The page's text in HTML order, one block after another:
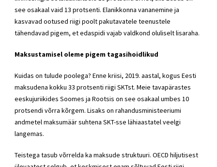
see osakaal vaid 13 protsenti. Elanikkonna vananemine ja
kasvavad ootused riigi poolt pakutavatele teenustele
tähendavad pigem, et edaspidi vajab valdkond oluliselt lisaraha.
Maksustamisel oleme pigem tagasihoidlikud
Kuidas on tulude poolega? Enne kriisi, 2019. aastal, kogus Eesti
maksudena kokku 33 protsenti riigi SKTst. Meie tavapärastes
eeskujuriikides Soomes ja Rootsis on see osakaal umbes 10
protsendi võrra kõrgem. Lisaks on rahandusministeeriumi
andmetel maksumäär suhtena SKT-sse lähiaastatel veelgi
langemas.
Teistega tasub võrrelda ka maksude struktuuri. OECD hiljutisest